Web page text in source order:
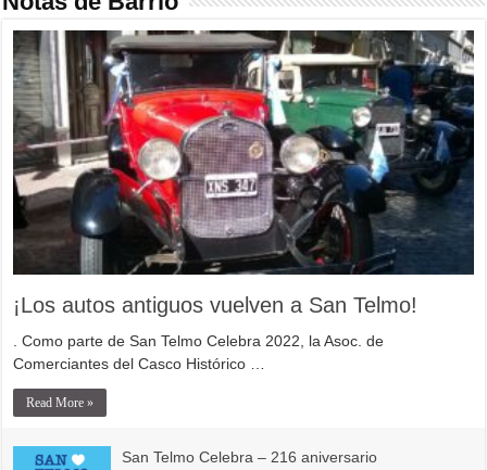
¡Los autos antiguos vuelven a San Telmo!
. Como parte de San Telmo Celebra 2022, la Asoc. de
Comerciantes del Casco Histórico …
Read More »
San Telmo Celebra – 216 aniversario